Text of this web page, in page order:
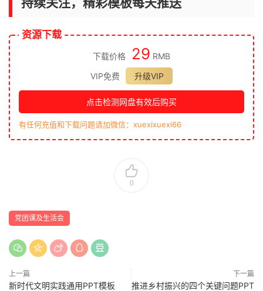
资源下载
下载价格 29 RMB
VIP免费
升级VIP
点击检测网盘有效后购买
有任何充值和下载问题请加微信：xuexixuexi66
0
党团课及生活会
上一篇
新时代文明实践通用PPT模板
下一篇
推进乡村振兴的四个关键问题PPT